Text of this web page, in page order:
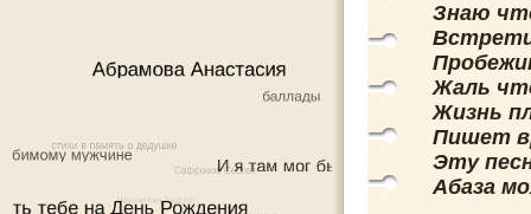
Знаю
Жаль
Жизнь
Пишет
Эту
Абаза